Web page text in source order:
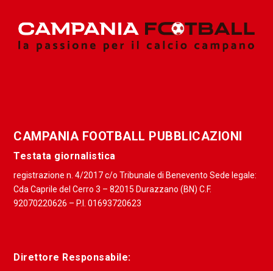
CAMPANIA FOOTBALL PUBBLICAZIONI
Testata giornalistica
registrazione n. 4/2017 c/o Tribunale di Benevento Sede legale:
Cda Caprile del Cerro 3 – 82015 Durazzano (BN) C.F.
92070220626 – P.I. 01693720623
Direttore Responsabile: